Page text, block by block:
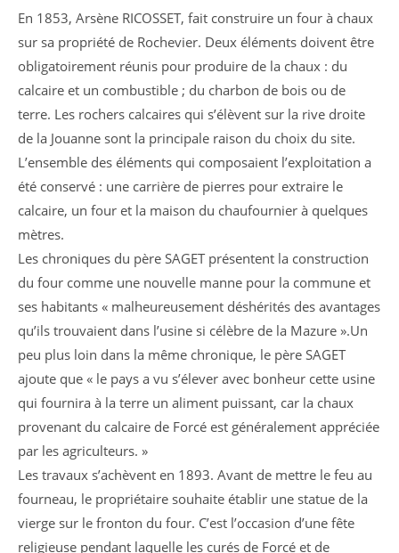
En 1853, Arsène RICOSSET, fait construire un four à chaux
sur sa propriété de Rochevier. Deux éléments doivent être
obligatoirement réunis pour produire de la chaux : du
calcaire et un combustible ; du charbon de bois ou de
terre. Les rochers calcaires qui s’élèvent sur la rive droite
de la Jouanne sont la principale raison du choix du site.
L’ensemble des éléments qui composaient l’exploitation a
été conservé : une carrière de pierres pour extraire le
calcaire, un four et la maison du chaufournier à quelques
mètres.
Les chroniques du père SAGET présentent la construction
du four comme une nouvelle manne pour la commune et
ses habitants « malheureusement déshérités des avantages
qu’ils trouvaient dans l’usine si célèbre de la Mazure ».Un
peu plus loin dans la même chronique, le père SAGET
ajoute que « le pays a vu s’élever avec bonheur cette usine
qui fournira à la terre un aliment puissant, car la chaux
provenant du calcaire de Forcé est généralement appréciée
par les agriculteurs. »
Les travaux s’achèvent en 1893. Avant de mettre le feu au
fourneau, le propriétaire souhaite établir une statue de la
vierge sur le fronton du four. C’est l’occasion d’une fête
religieuse pendant laquelle les curés de Forcé et de